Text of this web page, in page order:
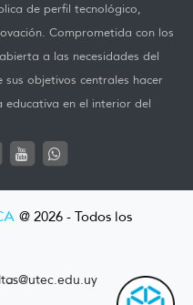
de perfil tecnológico,
Comprometida con los
a las necesidades del
objetivos centrales hacer
en el interior del
@ 2026 - Todos los